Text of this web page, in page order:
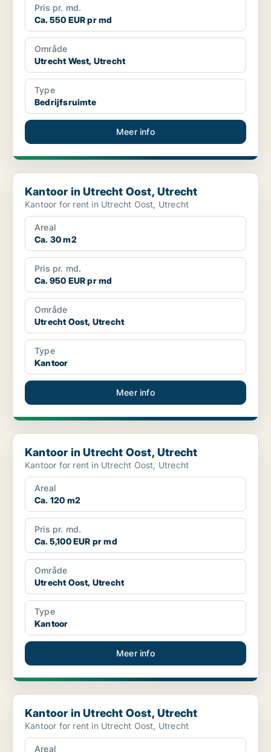
Pris pr. md.
Ca. 550 EUR pr md
Område
Utrecht West, Utrecht
Type
Bedrijfsruimte
Meer info
Kantoor in Utrecht Oost, Utrecht
Kantoor in Utrecht Oost, Utrecht
Kantoor for rent in Utrecht Oost, Utrecht
Areal
Ca. 30 m2
Pris pr. md.
Ca. 950 EUR pr md
Område
Utrecht Oost, Utrecht
Type
Kantoor
Meer info
Kantoor in Utrecht Oost, Utrecht
Kantoor in Utrecht Oost, Utrecht
Kantoor for rent in Utrecht Oost, Utrecht
Areal
Ca. 120 m2
Pris pr. md.
Ca. 5,100 EUR pr md
Område
Utrecht Oost, Utrecht
Type
Kantoor
Meer info
Kantoor in Utrecht Oost, Utrecht
Kantoor in Utrecht Oost, Utrecht
Kantoor for rent in Utrecht Oost, Utrecht
Areal